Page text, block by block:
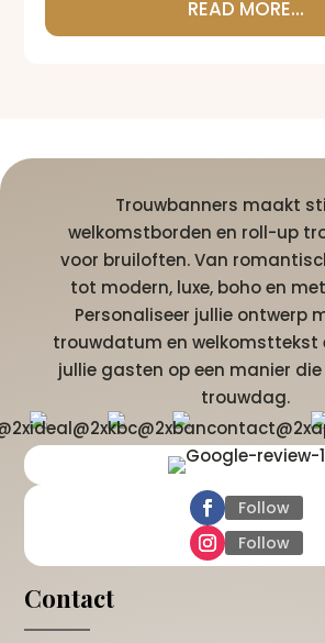
READ MORE...
Trouwbanners maakt
welkomstborden en roll-up
voor bruiloften. Van
tot modern, luxe, boho en
Personaliseer jullie ontwerp
trouwdatum en welkomsttekst
jullie gasten op een manier
trouwdag.
Follow
Follow
Contact